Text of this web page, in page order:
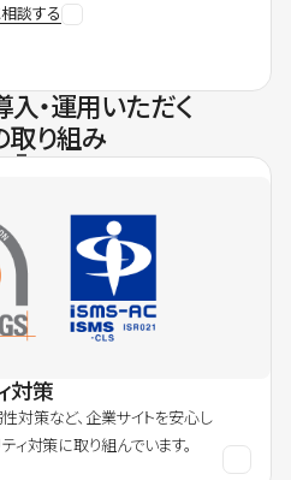
談する
入・運用いただく
取り組み
対策
対策など、企業サイトを安心し
ィ対策に取り組んでいます。